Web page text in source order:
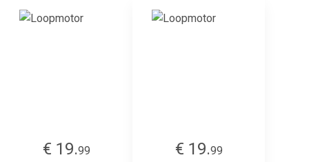
€ 19.99
€ 19.99